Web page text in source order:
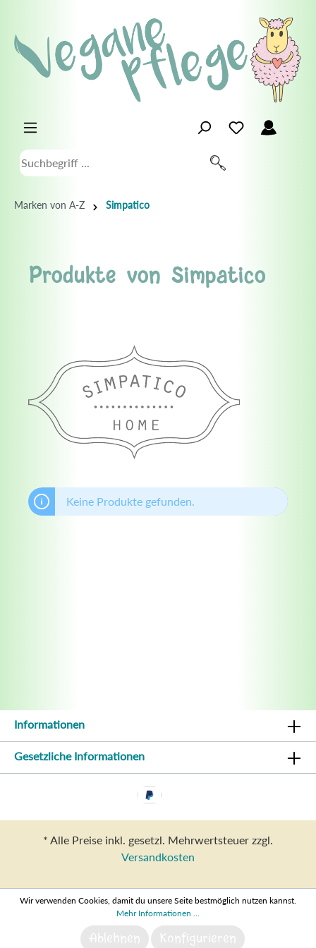
Marken von A-Z Simpatico
Produkte von Simpatico
Keine Produkte gefunden.
Informationen
Gesetzliche Informationen
* Alle Preise inkl. gesetzl. Mehrwertsteuer zzgl.
Versandkosten
Wir verwenden Cookies, damit du unsere Seite bestmöglich nutzen kannst.
Mehr Informationen ...